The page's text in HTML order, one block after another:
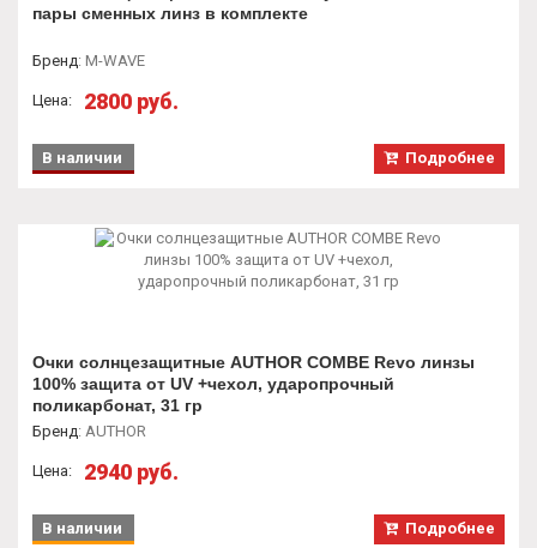
пары сменных линз в комплекте
Бренд: M-WAVE
Цена: 2800 руб.
Подробнее
В наличии
Очки солнцезащитные AUTHOR COMBE Revo линзы
100% защита от UV +чехол, ударопрочный
поликарбонат, 31 гр
Бренд: AUTHOR
Цена: 2940 руб.
Подробнее
В наличии